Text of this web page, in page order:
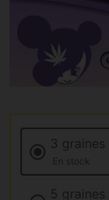
3 graines
En stock
5 graines